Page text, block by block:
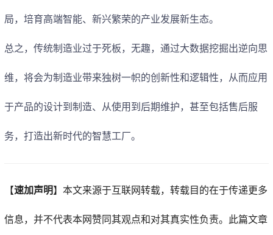
局，培育高端智能、新兴繁荣的产业发展新生态。
总之，传统制造业过于死板，无趣，通过大数据挖掘出逆向思
维，将会为制造业带来独树一帜的创新性和逻辑性，从而应用
于产品的设计到制造、从使用到后期维护，甚至包括售后服
务，打造出新时代的智慧工厂。
【速加声明】 本文来源于互联网转载，转载目的在于传递更多
信息，并不代表本网赞同其观点和对其真实性负责。此篇文章